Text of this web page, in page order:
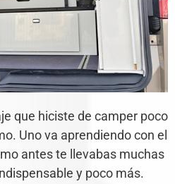
que hiciste de camper poco
Uno va aprendiendo con el
antes te llevabas muchas
y poco más.